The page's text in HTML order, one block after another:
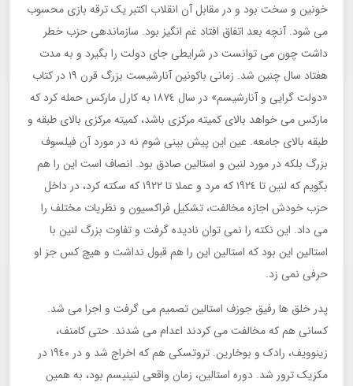
خونین و سخت بود و در مقابل آن انقلاب اکتبر یک ترقه بازی محسوب
می شود. آنچه بعد اتفاق افتاد غم انگیز بود. سازماندهی حزب خطر
داشت چون می توانست در شرایطی جای دولت را بگیرد و به مدت
هفتاد سال چنین شد. زمانی باکونین آنارشیست بزرگ قرن ١٩ در کتاب
«دولت گرایی و آنارشیسم» در سال ١٨٧٤ به کارل مارکس حمله کرد که
مارکس می خواهد بالای کمیته مرکزی باشد، کمیته مرکزی بالای طبقه و
طبقه بالای جامعه. عین این پیش بینی شوم نه در مورد آن فیلسوف
بزرگ بلکه در مورد لنین و استالین صادق بود. انصاف است این را هم
بگویم که لنین تا ١٩٢٤ که مرد و عملا تا ١٩٢٢ که سکته کرد، در داخل
حزب خودش اجازه مخالفت، تشکیل فراکسیون و نظریات مختلف را
می داد. این نکته را نمی توان نادیده گرفت و تفاوت بزرگ لنین با
استالین این بود که استالین این را هم قبول نداشت و هیچ کس جز او
حرفی نمی زد.
پدر خلق ها رفیق جوزف استالین تصمیم می گرفت و اجرا می شد.
کسانی هم که مخالفت می کردند اعدام می شدند. حتی کامنف،
زینوویف، رادک و بوخارین. تروتسکی هم که اخراج شد و در ١٩٤٠ در
مکزیک ترور شد. دوره استالین، زمان واقعی لنینیسم بود، به همین